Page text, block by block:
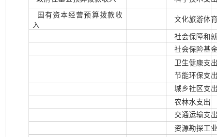
国有资本经营预算拨款收
入
文化旅游体
社会保障和
社会保险基
卫生健康支
节能环保支
城乡社区支
农林水支出
交通运输支
资源勘探工